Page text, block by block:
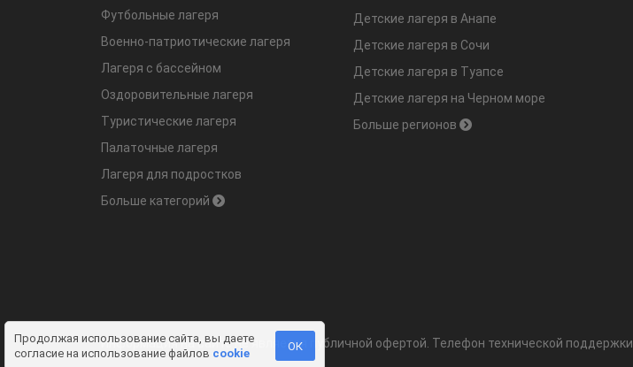
Продолжая использование сайта, вы даете
согласие на использование файлов cookie
ОК
Футбольные лагеря
Военно-патриотические лагеря
Лагеря с бассейном
Оздоровительные лагеря
Туристические лагеря
Палаточные лагеря
Лагеря для подростков
Больше категорий
Детские лагеря в Анапе
Детские лагеря в Сочи
Детские лагеря в Туапсе
Детские лагеря на Черном море
Больше регионов
Информация на сайте не является публичной офертой. Телефон технической поддержки